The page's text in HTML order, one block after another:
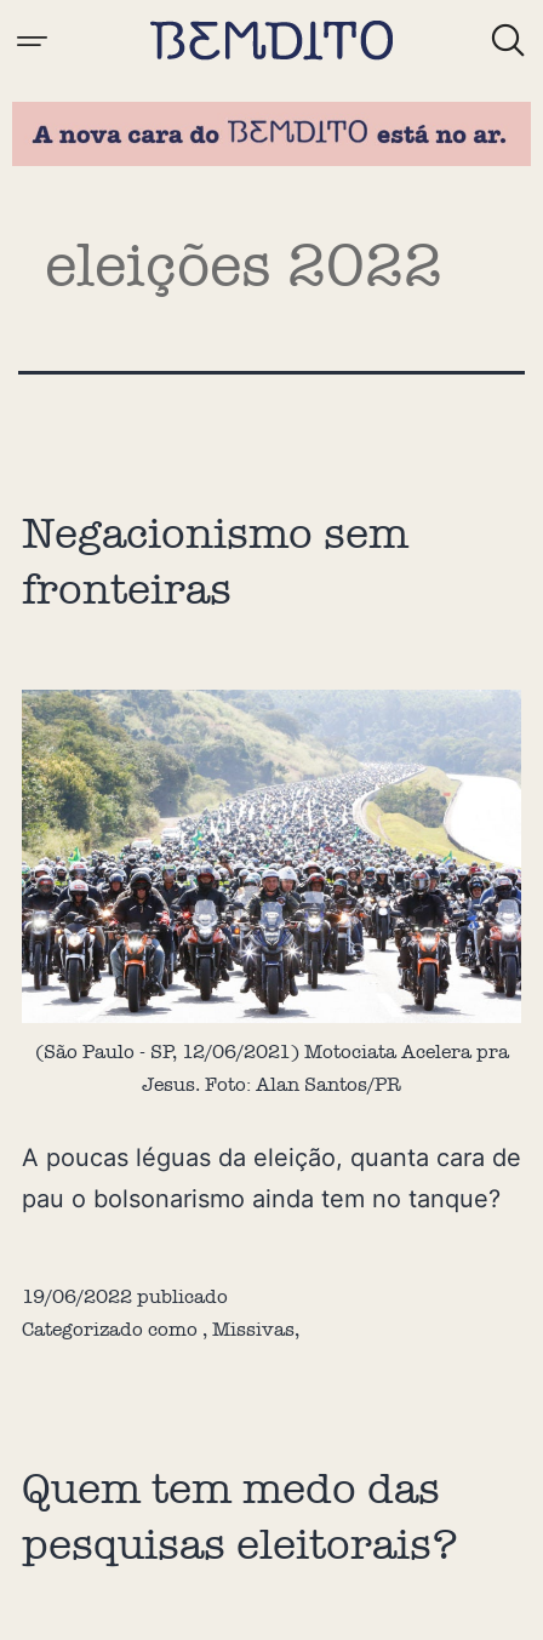
eleições 2022
Negacionismo sem
fronteiras
(São Paulo - SP, 12/06/2021) Motociata Acelera pra
Jesus. Foto: Alan Santos/PR
A poucas léguas da eleição, quanta cara de
pau o bolsonarismo ainda tem no tanque?
19/06/2022publicado
Categorizado como , Missivas,
Quem tem medo das
pesquisas eleitorais?